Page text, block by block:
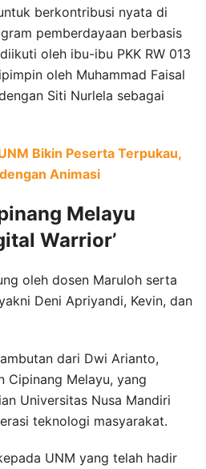
berkontribusi nyata di
pemberdayaan berbasis
oleh ibu-ibu PKK RW 013
oleh Muhammad Faisal
Siti Nurlela sebagai
Bikin Peserta Terpukau,
Animasi
Melayu
Warrior’
oleh dosen Maruloh serta
Deni Apriyandi, Kevin, dan
dari Dwi Arianto,
Cipinang Melayu, yang
Universitas Nusa Mandiri
teknologi masyarakat.
UNM yang telah hadir